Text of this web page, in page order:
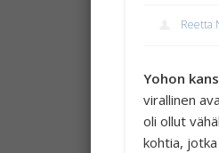
Reetta
Yohon
virallinen
oli ollut
kohtia,